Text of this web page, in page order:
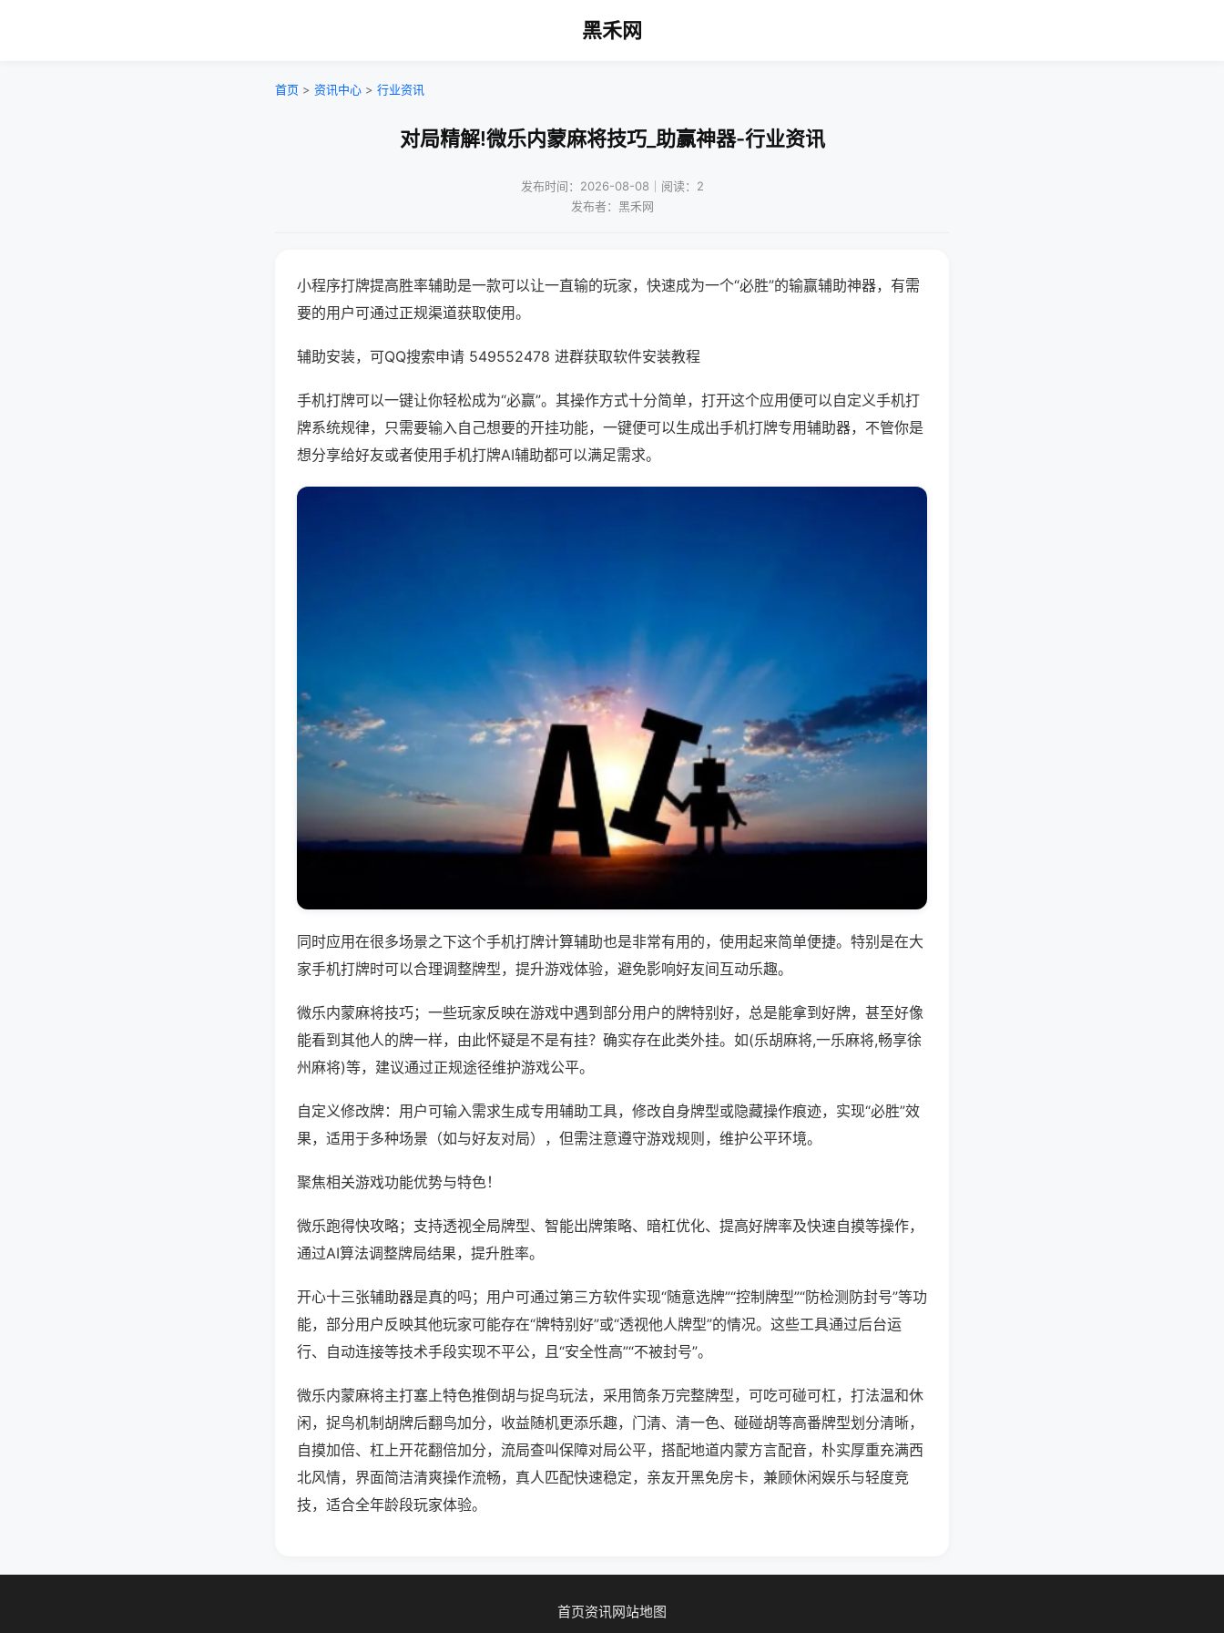
黑禾网
首页 > 资讯中心 > 行业资讯
对局精解!微乐内蒙麻将技巧_助赢神器-行业资讯
发布时间：2026-08-08｜阅读：2
发布者：黑禾网
小程序打牌提高胜率辅助是一款可以让一直输的玩家，快速成为一个“必胜”的输赢辅助神器，有需
要的用户可通过正规渠道获取使用。
辅助安装，可QQ搜索申请 549552478 进群获取软件安装教程
手机打牌可以一键让你轻松成为“必赢”。其操作方式十分简单，打开这个应用便可以自定义手机打
牌系统规律，只需要输入自己想要的开挂功能，一键便可以生成出手机打牌专用辅助器，不管你是
想分享给好友或者使用手机打牌AI辅助都可以满足需求。
同时应用在很多场景之下这个手机打牌计算辅助也是非常有用的，使用起来简单便捷。特别是在大
家手机打牌时可以合理调整牌型，提升游戏体验，避免影响好友间互动乐趣。
微乐内蒙麻将技巧；一些玩家反映在游戏中遇到部分用户的牌特别好，总是能拿到好牌，甚至好像
能看到其他人的牌一样，由此怀疑是不是有挂？确实存在此类外挂。如(乐胡麻将,一乐麻将,畅享徐
州麻将)等，建议通过正规途径维护游戏公平。
自定义修改牌：用户可输入需求生成专用辅助工具，修改自身牌型或隐藏操作痕迹，实现“必胜”效
果，适用于多种场景（如与好友对局），但需注意遵守游戏规则，维护公平环境。
聚焦相关游戏功能优势与特色！
微乐跑得快攻略；支持透视全局牌型、智能出牌策略、暗杠优化、提高好牌率及快速自摸等操作，
通过AI算法调整牌局结果，提升胜率。
开心十三张辅助器是真的吗；用户可通过第三方软件实现“随意选牌”“控制牌型”“防检测防封号”等功
能，部分用户反映其他玩家可能存在“牌特别好”或“透视他人牌型”的情况。这些工具通过后台运
行、自动连接等技术手段实现不平公，且“安全性高”“不被封号”。
微乐内蒙麻将主打塞上特色推倒胡与捉鸟玩法，采用筒条万完整牌型，可吃可碰可杠，打法温和休
闲，捉鸟机制胡牌后翻鸟加分，收益随机更添乐趣，门清、清一色、碰碰胡等高番牌型划分清晰，
自摸加倍、杠上开花翻倍加分，流局查叫保障对局公平，搭配地道内蒙方言配音，朴实厚重充满西
北风情，界面简洁清爽操作流畅，真人匹配快速稳定，亲友开黑免房卡，兼顾休闲娱乐与轻度竞
技，适合全年龄段玩家体验。
首页资讯网站地图